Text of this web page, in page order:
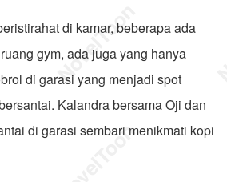
di kamar, beberapa ada
gym, ada juga yang hanya
di garasi yang menjadi spot
Kalandra bersama Oji dan
di garasi sembari menikmati kopi